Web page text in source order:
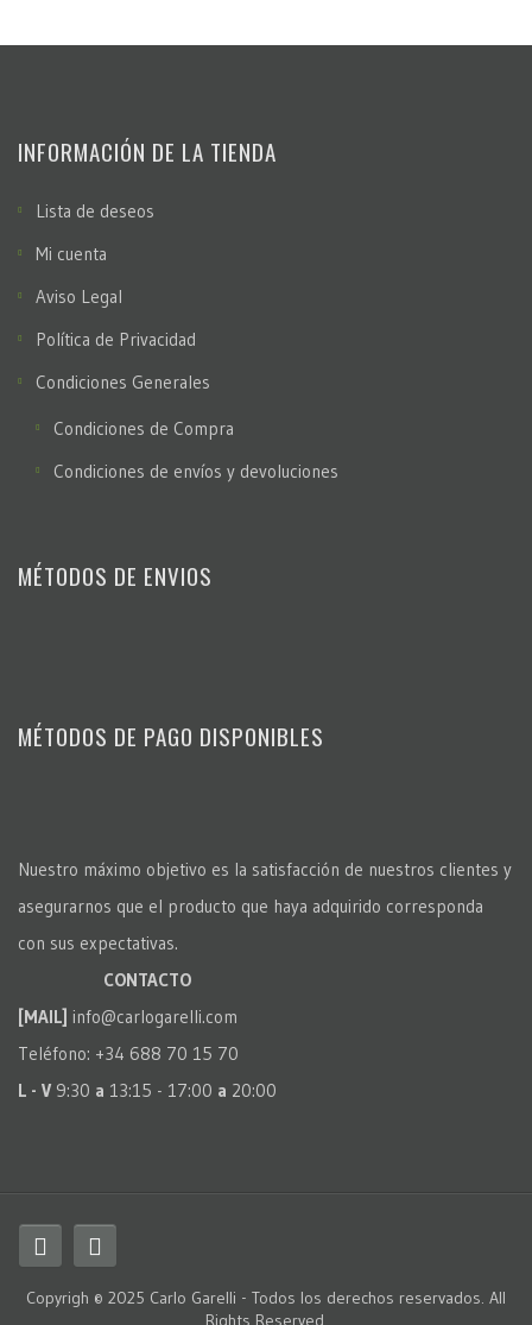
INFORMACIÓN DE LA TIENDA
Lista de deseos
Mi cuenta
Aviso Legal
Política de Privacidad
Condiciones Generales
Condiciones de Compra
Condiciones de envíos y devoluciones
MÉTODOS DE ENVIOS
MÉTODOS DE PAGO DISPONIBLES
Nuestro máximo objetivo es la satisfacción de nuestros clientes y
asegurarnos que el producto que haya adquirido corresponda
con sus expectativas.
CONTACTO
[MAIL] info@carlogarelli.com
Teléfono: +34 688 70 15 70
L - V 9:30 a 13:15 - 17:00 a 20:00
Copyrigh © 2025 Carlo Garelli - Todos los derechos reservados. All
Rights Reserved.